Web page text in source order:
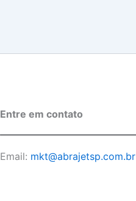
Entre em contato
Email: mkt@abrajetsp.com.br